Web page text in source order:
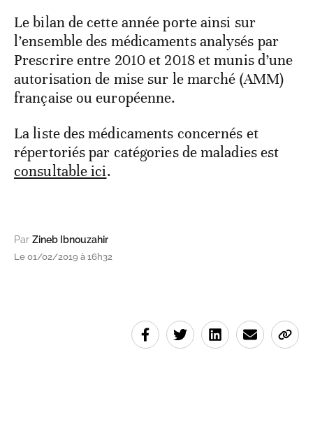
Le bilan de cette année porte ainsi sur
l’ensemble des médicaments analysés par
Prescrire entre 2010 et 2018 et munis d’une
autorisation de mise sur le marché (AMM)
française ou européenne.
La liste des médicaments concernés et
répertoriés par catégories de maladies est
consultable ici.
Par Zineb Ibnouzahir
Le 01/02/2019 à 16h32